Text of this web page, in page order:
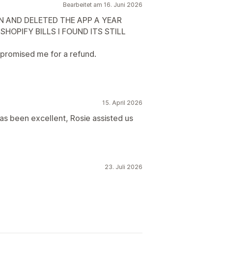
Bearbeitet am 16. Juni 2026
AND DELETED THE APP A YEAR
BILLS I FOUND ITS STILL
me for a refund.
15. April 2026
been excellent, Rosie assisted us
23. Juli 2026